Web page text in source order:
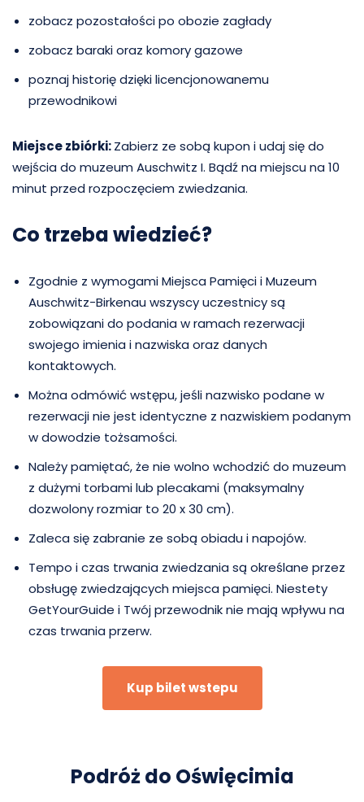
zobacz pozostałości po obozie zagłady
zobacz baraki oraz komory gazowe
poznaj historię dzięki licencjonowanemu
przewodnikowi
Miejsce zbiórki:Zabierz ze sobą kupon i udaj się do
wejścia do muzeum Auschwitz I. Bądź na miejscu na 10
minut przed rozpoczęciem zwiedzania.
Co trzeba wiedzieć?
Zgodnie z wymogami Miejsca Pamięci i Muzeum
Auschwitz-Birkenau wszyscy uczestnicy są
zobowiązani do podania w ramach rezerwacji
swojego imienia i nazwiska oraz danych
kontaktowych.
Można odmówić wstępu, jeśli nazwisko podane w
rezerwacji nie jest identyczne z nazwiskiem podanym
w dowodzie tożsamości.
Należy pamiętać, że nie wolno wchodzić do muzeum
z dużymi torbami lub plecakami (maksymalny
dozwolony rozmiar to 20 x 30 cm).
Zaleca się zabranie ze sobą obiadu i napojów.
Tempo i czas trwania zwiedzania są określane przez
obsługę zwiedzających miejsca pamięci. Niestety
GetYourGuide i Twój przewodnik nie mają wpływu na
czas trwania przerw.
Kup bilet wstepu
Podróż do Oświęcimia